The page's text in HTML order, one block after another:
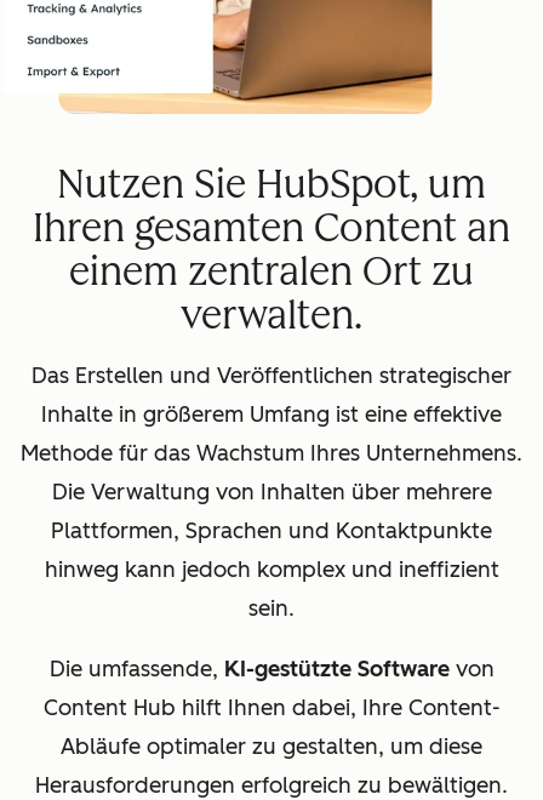
Nutzen Sie HubSpot, um
Ihren gesamten Content an
einem zentralen Ort zu
verwalten.
Das Erstellen und Veröffentlichen strategischer
Inhalte in größerem Umfang ist eine effektive
Methode für das Wachstum Ihres Unternehmens.
Die Verwaltung von Inhalten über mehrere
Plattformen, Sprachen und Kontaktpunkte
hinweg kann jedoch komplex und ineffizient
sein.
Die umfassende, KI-gestützte Softwarevon
Content Hub hilft Ihnen dabei, Ihre Content-
Abläufe optimaler zu gestalten, um diese
Herausforderungen erfolgreich zu bewältigen.